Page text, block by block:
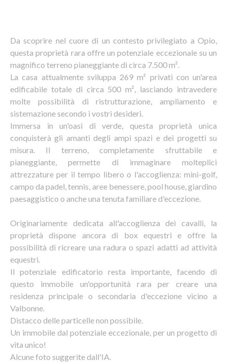
Da scoprire nel cuore di un contesto privilegiato a Opio,
questa proprietà rara offre un potenziale eccezionale su un
magnifico terreno pianeggiante di circa 7.500 m².
La casa attualmente sviluppa 269 m² privati con un'area
edificabile totale di circa 500 m², lasciando intravedere
molte possibilità di ristrutturazione, ampliamento e
sistemazione secondo i vostri desideri.
Immersa in un'oasi di verde, questa proprietà unica
conquisterà gli amanti degli ampi spazi e dei progetti su
misura. Il terreno, completamente sfruttabile e
pianeggiante, permette di immaginare molteplici
attrezzature per il tempo libero o l'accoglienza: mini-golf,
campo da padel, tennis, aree benessere, pool house, giardino
paesaggistico o anche una tenuta familiare d'eccezione.
Originariamente dedicata all'accoglienza dei cavalli, la
proprietà dispone ancora di box equestri e offre la
possibilità di ricreare una radura o spazi adatti ad attività
equestri.
Il potenziale edificatorio resta importante, facendo di
questo immobile un'opportunità rara per creare una
residenza principale o secondaria d'eccezione vicino a
Valbonne.
Distacco delle particelle non possibile.
Un immobile dal potenziale eccezionale, per un progetto di
vita unico!
Alcune foto suggerite dall'IA.